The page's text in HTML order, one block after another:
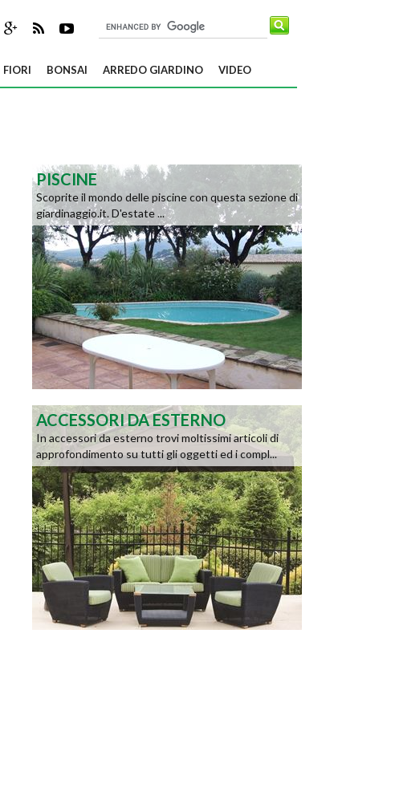
FIORI BONSAI ARREDO GIARDINO VIDEO
PISCINE
Scoprite il mondo delle piscine con questa sezione di
giardinaggio.it. D'estate ...
ACCESSORI DA ESTERNO
In accessori da esterno trovi moltissimi articoli di
approfondimento su tutti gli oggetti ed i compl...